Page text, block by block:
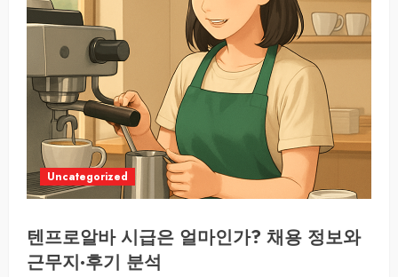
Uncategorized
텐프로알바 시급은 얼마인가? 채용 정보와
근무지·후기 분석